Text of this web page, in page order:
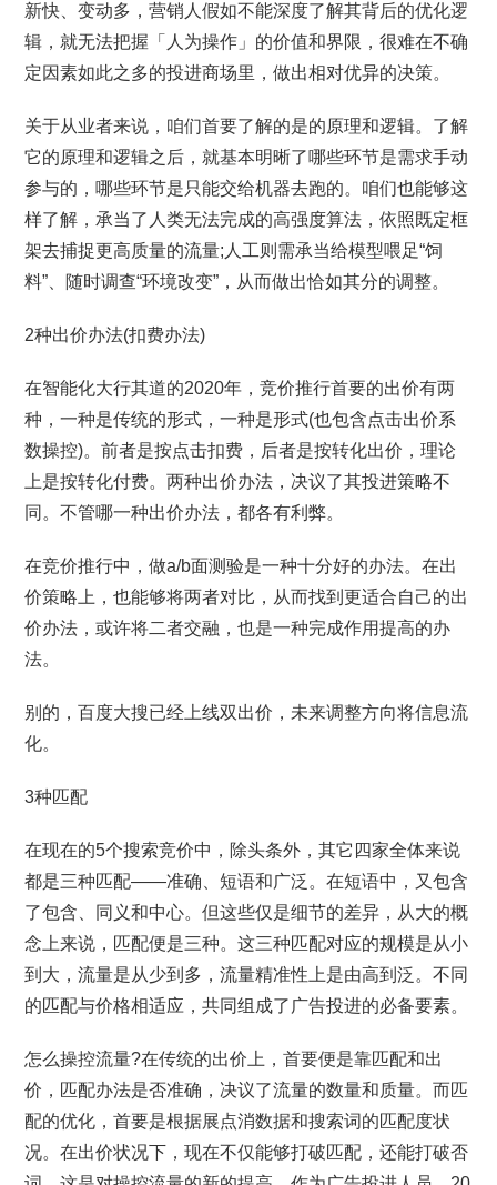
新快、变动多，营销人假如不能深度了解其背后的优化逻
辑，就无法把握「人为操作」的价值和界限，很难在不确
定因素如此之多的投进商场里，做出相对优异的决策。
关于从业者来说，咱们首要了解的是的原理和逻辑。了解
它的原理和逻辑之后，就基本明晰了哪些环节是需求手动
参与的，哪些环节是只能交给机器去跑的。咱们也能够这
样了解，承当了人类无法完成的高强度算法，依照既定框
架去捕捉更高质量的流量;人工则需承当给模型喂足“饲
料”、随时调查“环境改变”，从而做出恰如其分的调整。
2种出价办法(扣费办法)
在智能化大行其道的2020年，竞价推行首要的出价有两
种，一种是传统的形式，一种是形式(也包含点击出价系
数操控)。前者是按点击扣费，后者是按转化出价，理论
上是按转化付费。两种出价办法，决议了其投进策略不
同。不管哪一种出价办法，都各有利弊。
在竞价推行中，做a/b面测验是一种十分好的办法。在出
价策略上，也能够将两者对比，从而找到更适合自己的出
价办法，或许将二者交融，也是一种完成作用提高的办
法。
别的，百度大搜已经上线双出价，未来调整方向将信息流
化。
3种匹配
在现在的5个搜索竞价中，除头条外，其它四家全体来说
都是三种匹配——准确、短语和广泛。在短语中，又包含
了包含、同义和中心。但这些仅是细节的差异，从大的概
念上来说，匹配便是三种。这三种匹配对应的规模是从小
到大，流量是从少到多，流量精准性上是由高到泛。不同
的匹配与价格相适应，共同组成了广告投进的必备要素。
怎么操控流量?在传统的出价上，首要便是靠匹配和出
价，匹配办法是否准确，决议了流量的数量和质量。而匹
配的优化，首要是根据展点消数据和搜索词的匹配度状
况。在出价状况下，现在不仅能够打破匹配，还能打破否